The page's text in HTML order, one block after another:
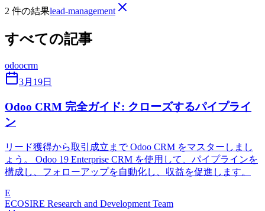
2 件の結果lead-management
すべての記事
odoocrm
3月19日
Odoo CRM 完全ガイド: クローズするパイプライ
ン
リード獲得から取引成立まで Odoo CRM をマスターしまし
ょう。 Odoo 19 Enterprise CRM を使用して、パイプラインを
構成し、フォローアップを自動化し、収益を促進します。
E
ECOSIRE Research and Development Team